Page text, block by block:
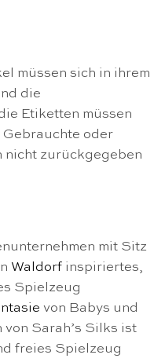
müssen sich in ihrem
die
Etiketten müssen
oder
nicht zurückgegeben
mit Sitz
Waldorf inspiriertes,
Spielzeug
von Babys und
Sarah’s Silks ist
freies Spielzeug